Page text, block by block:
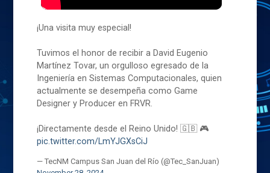
¡Una visita muy especial!
Tuvimos el honor de recibir a David Eugenio
Martínez Tovar, un orgulloso egresado de la
Ingeniería en Sistemas Computacionales, quien
actualmente se desempeña como Game
Designer y Producer en FRVR.
¡Directamente desde el Reino Unido! 🇬🇧 🎮
pic.twitter.com/LmYJGXsCiJ
— TecNM Campus San Juan del Río (@Tec_SanJuan)